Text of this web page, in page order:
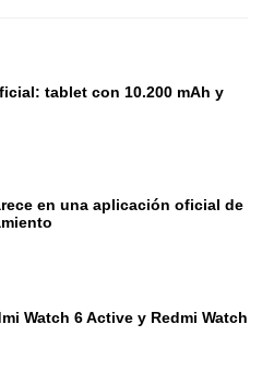
tablet con 10.200 mAh y
en una aplicación oficial de
Watch 6 Active y Redmi Watch